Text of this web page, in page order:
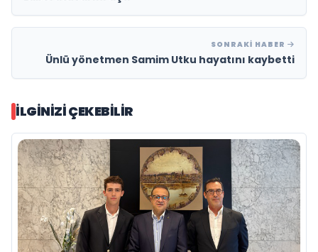
SONRAKI HABER
Ünlü yönetmen Samim Utku hayatını kaybetti
İLGINIZI ÇEKEBILIR